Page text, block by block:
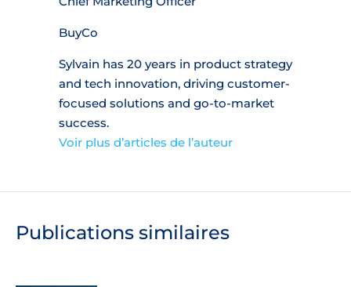
BuyCo
Sylvain has 20 years in product strategy
and tech innovation, driving customer-
focused solutions and go-to-market
success.
Voir plus d’articles de l’auteur
Publications similaires